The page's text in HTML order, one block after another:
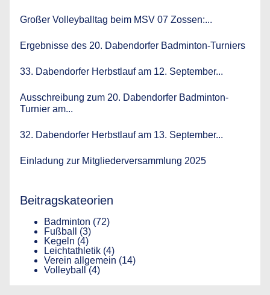
Großer Volleyballtag beim MSV 07 Zossen:...
Ergebnisse des 20. Dabendorfer Badminton-Turniers
33. Dabendorfer Herbstlauf am 12. September...
Ausschreibung zum 20. Dabendorfer Badminton-
Turnier am...
32. Dabendorfer Herbstlauf am 13. September...
Einladung zur Mitgliederversammlung 2025
Beitragskateorien
Badminton (72)
Fußball
(3)
Kegeln (4)
Leichtathletik(4)
Verein allgemein (14)
Volleyball
(4)